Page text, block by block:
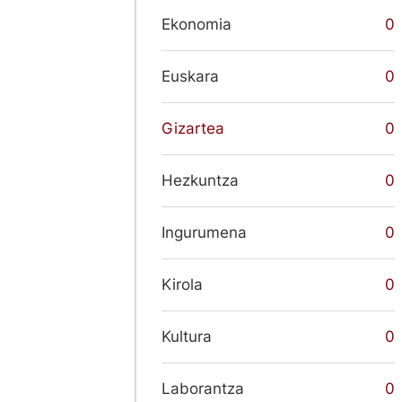
Ekonomia 0
Euskara 0
Gizartea 0
Hezkuntza 0
Ingurumena 0
Kirola 0
Kultura 0
Laborantza 0